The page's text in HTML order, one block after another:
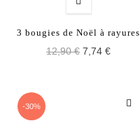
3 bougies de Noël à rayures
12,90 € 7,74 €
-30%